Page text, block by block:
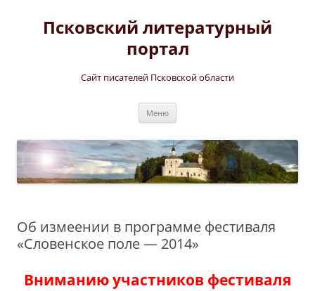
содержимому
Псковский литературный
портал
Сайт писателей Псковской области
Меню
Об измеении в программе фестиваля
«Словенское поле — 2014»
Вниманию участников фестиваля